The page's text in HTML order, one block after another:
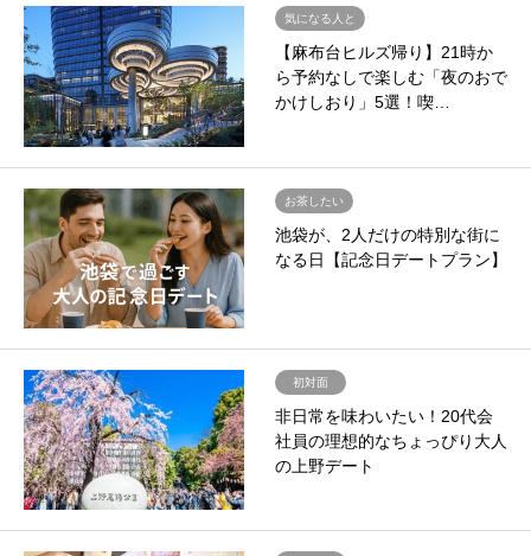
気になる人と
【麻布台ヒルズ帰り】21時か
ら予約なしで楽しむ「夜のおで
かけしおり」5選！喫…
お茶したい
池袋が、2人だけの特別な街に
なる日【記念日デートプラン】
初対面
非日常を味わいたい！20代会
社員の理想的なちょっぴり大人
の上野デート